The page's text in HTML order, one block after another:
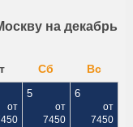
на декабрь
Сб Вс
от
5
от
7450
6
от
7450